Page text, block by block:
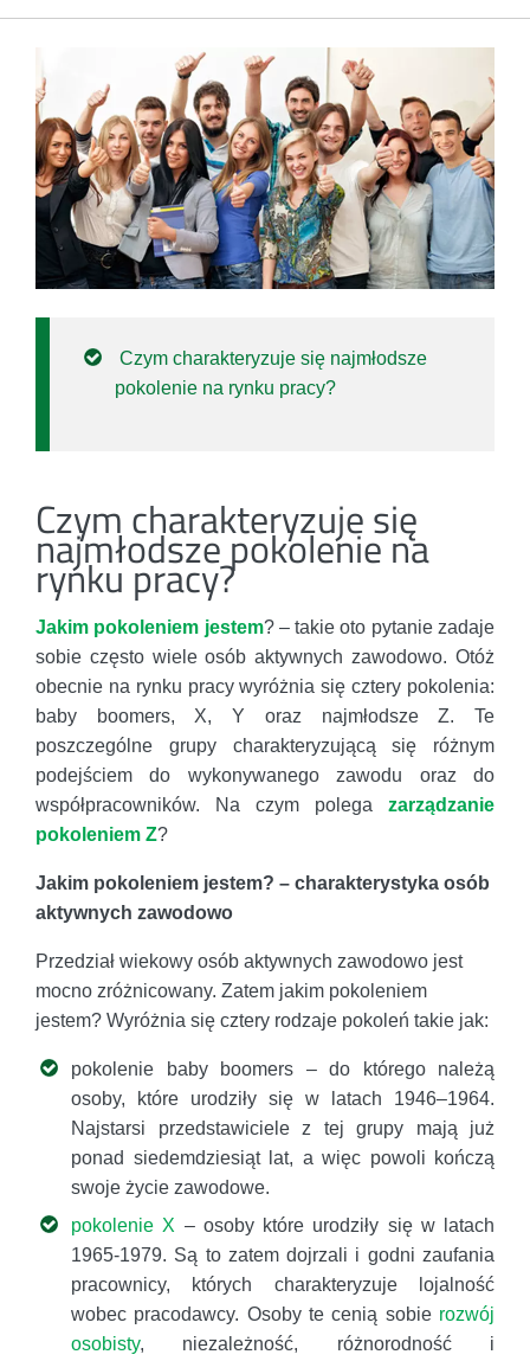
Czym charakteryzuje się najmłodsze
pokolenie na rynku pracy?
Czym charakteryzuje się
najmłodsze pokolenie na
rynku pracy?
Jakim pokoleniem jestem? – takie oto pytanie zadaje
sobie często wiele osób aktywnych zawodowo. Otóż
obecnie na rynku pracy wyróżnia się cztery pokolenia:
baby boomers, X, Y oraz najmłodsze Z. Te
poszczególne grupy charakteryzującą się różnym
podejściem do wykonywanego zawodu oraz do
współpracowników. Na czym polega zarządzanie
pokoleniem Z?
Jakim pokoleniem jestem? – charakterystyka osób
aktywnych zawodowo
Przedział wiekowy osób aktywnych zawodowo jest
mocno zróżnicowany. Zatem jakim pokoleniem
jestem? Wyróżnia się cztery rodzaje pokoleń takie jak:
pokolenie baby boomers – do którego należą
osoby, które urodziły się w latach 1946–1964.
Najstarsi przedstawiciele z tej grupy mają już
ponad siedemdziesiąt lat, a więc powoli kończą
swoje życie zawodowe.
pokolenie X – osoby które urodziły się w latach
1965-1979. Są to zatem dojrzali i godni zaufania
pracownicy, których charakteryzuje lojalność
wobec pracodawcy. Osoby te cenią sobie rozwój
osobisty, niezależność, różnorodność i